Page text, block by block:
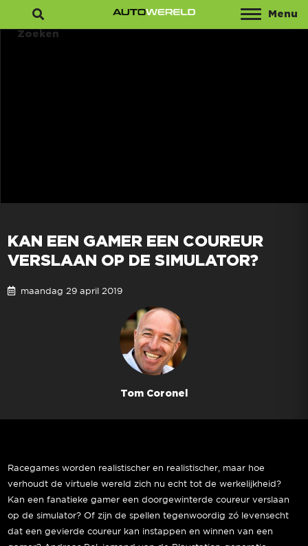
Menu
Zoeken
KAN EEN GAMER EEN COUREUR
VERSLAAN OP DE SIMULATOR?
maandag 29 april 2019
Tom Coronel
Racegames worden realistischer en realistischer, maar hoe
verhoudt de virtuele wereld zich nu echt tot de werkelijkheid?
Kan een fanatieke gamer een doorgewinterde coureur verslaan
op de simulator? Of zijn de spellen tegenwoordig zó levensecht
dat een gevierde coureur kan instappen en winnen van een